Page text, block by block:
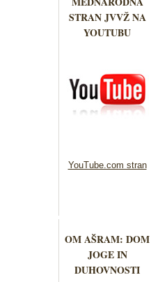
STRAN JVVŽ NA
YOUTUBU
YouTube.com stran
OM AŠRAM: DOM
JOGE IN
DUHOVNOSTI